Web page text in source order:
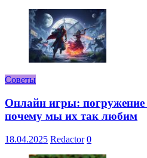
Советы
Онлайн игры:
почему мы их так любим
18.04.2025 Redactor 0